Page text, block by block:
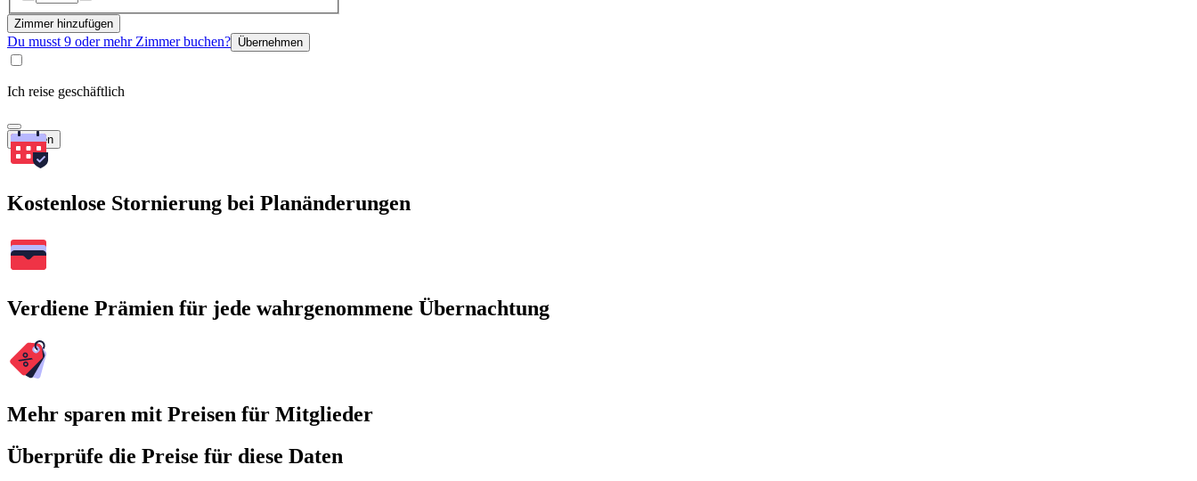
Zimmer hinzufügen
Du musst 9 oder mehr Zimmer buchen? Übernehmen
Ich reise geschäftlich
Suchen
Kostenlose Stornierung bei Planänderungen
Verdiene Prämien für jede wahrgenommene Übernachtung
Mehr sparen mit Preisen für Mitglieder
Überprüfe die Preise für diese Daten